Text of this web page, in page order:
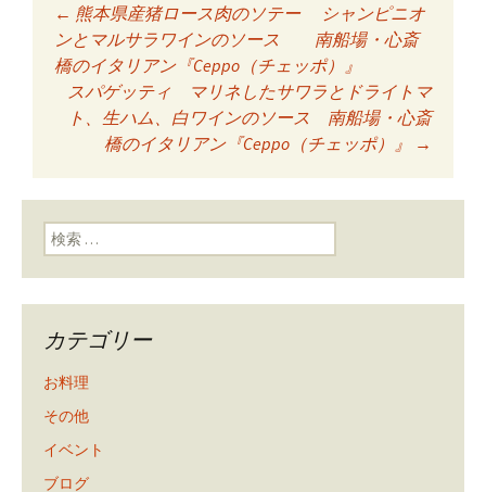
投稿ナビゲーショ
ン
← 熊本県産猪ロース肉のソテー シャンピニオ
ンとマルサラワインのソース 南船場・心斎
橋のイタリアン『Ceppo（チェッポ）』
スパゲッティ マリネしたサワラとドライトマ
ト、生ハム、白ワインのソース 南船場・心斎
橋のイタリアン『Ceppo（チェッポ）』
→
検索:
カテゴリー
お料理
その他
イベント
ブログ